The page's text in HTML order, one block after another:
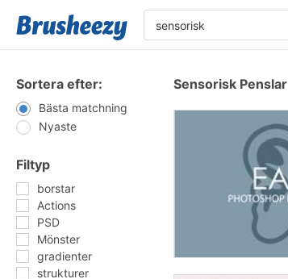
Sortera efter:
Bästa matchning
Nyaste
Filtyp
borstar
Actions
PSD
Mönster
gradienter
strukturer
Sensorisk Penslar